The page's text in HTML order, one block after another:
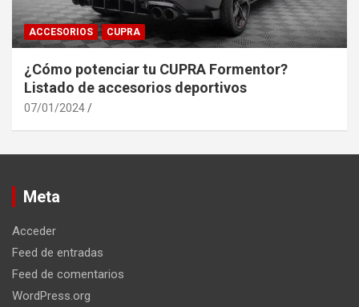
ACCESORIOS CUPRA
¿Cómo potenciar tu CUPRA Formentor?
Listado de accesorios deportivos
07/01/2024
Meta
Acceder
Feed de entradas
Feed de comentarios
WordPress.org